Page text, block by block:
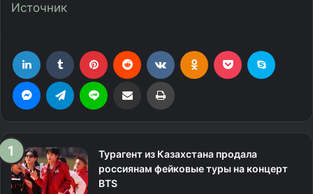
Источник
Турагент из Казахстана продала
россиянам фейковые туры на концерт
BTS